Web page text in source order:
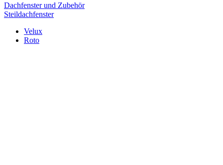
Dachfenster und Zubehör
Steildachfenster
Velux
Roto